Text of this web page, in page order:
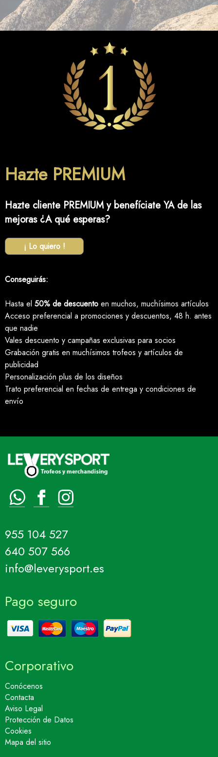
Hazte PREMIUM
Hazte cliente PREMIUM y benefíciate YA de las
mejoras ¿A qué esperas?
¡ Lo quiero !
Conseguirás:
Hasta el 50% de descuento en muchos, muchísimos artículos
Acceso preferencial a promociones y descuentos, 48 h. antes
que nadie
Vales descuento y campañas exclusivas para socios
Grabación gratis en muchísimos trofeos y artículos de
publicidad
Personalización plus de los diseños
Trato preferencial en fechas de entrega y condiciones de
envío
955 104 527
640 507 566
info@leverysport.es
Pago seguro
Corporativo
Conócenos
Contacta
Aviso Legal
Protección de Datos
Cookies
Mapa del sitio